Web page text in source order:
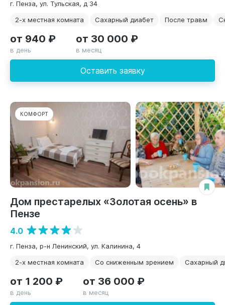
г. Пенза, ул. Тульская, д 34
2-х местная комната
Сахарный диабет После травм
Оставить заявку
от 940 ₽
в день
от 30 000 ₽
в месяц
КОМФОРТ
Дом престарелых «Золотая осень» в
Пензе
4.0
г. Пенза, р-н Ленинский, ул. Калинина, 4
2-х местная комната
Со сниженным зрением Сахарный
от 1 200 ₽
в день
от 36 000 ₽
в месяц